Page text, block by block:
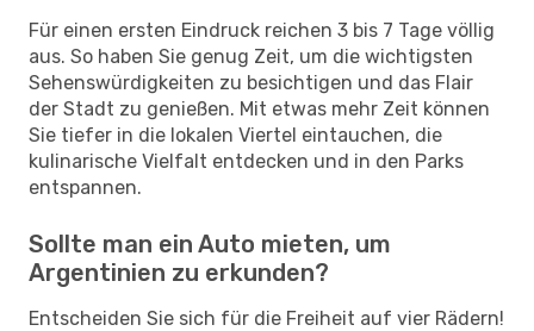
Für einen ersten Eindruck reichen 3 bis 7 Tage völlig
aus. So haben Sie genug Zeit, um die wichtigsten
Sehenswürdigkeiten zu besichtigen und das Flair
der Stadt zu genießen. Mit etwas mehr Zeit können
Sie tiefer in die lokalen Viertel eintauchen, die
kulinarische Vielfalt entdecken und in den Parks
entspannen.
Sollte man ein Auto mieten, um
Argentinien zu erkunden?
Entscheiden Sie sich für die Freiheit auf vier Rädern!